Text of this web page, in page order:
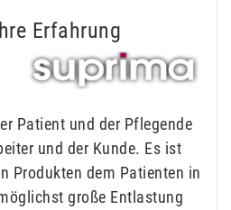
Erfahrung
Patient und der Pflegende
und der Kunde. Es ist
Produkten dem Patienten in
große Entlastung